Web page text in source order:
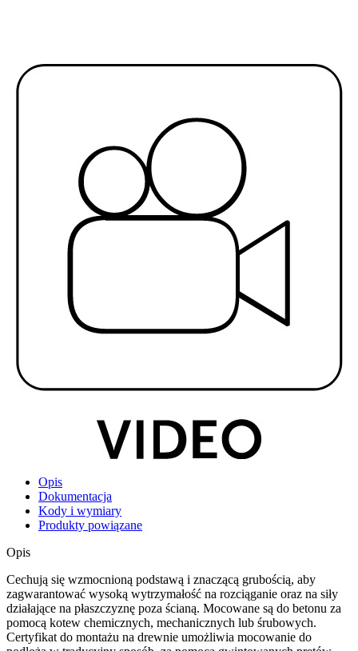
Opis
Dokumentacja
Kody i wymiary
Produkty powiązane
Opis
Cechują się wzmocnioną podstawą i znaczącą grubością, aby
zagwarantować wysoką wytrzymałość na rozciąganie oraz na siły
działające na płaszczyznę poza ścianą. Mocowane są do betonu za
pomocą kotew chemicznych, mechanicznych lub śrubowych.
Certyfikat do montażu na drewnie umożliwia mocowanie do